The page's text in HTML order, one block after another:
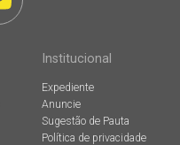
Institucional
Expediente
Anuncie
Sugestão de Pauta
Política de privacidade